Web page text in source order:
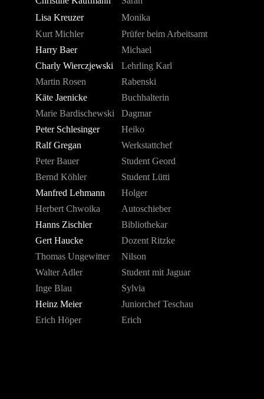
Lisa Kreuzer
Monika
Kurt Michler
Prüfer beim Arbeitsamt
Harry Baer
Michael
Charly Wierczjewski
Lehrling Karl
Martin Rosen
Rabenski
Käte Jaenicke
Buchhalterin
Marie Bardischewski
Dagmar
Peter Schlesinger
Heiko
Ralf Gregan
Werkstattchef
Peter Bauer
Student Geord
Bernd Köhler
Student Lütti
Manfred Lehmann
Holger
Herbert Chwoika
Autoschieber
Hanns Zischler
Bibliothekar
Gert Haucke
Dozent Ritzke
Thomas Ungewitter
Nilson
Walter Adler
Student mit Jaguar
Inge Blau
Sylvia
Heinz Meier
Juniorchef Teschau
Erich Höper
Erich